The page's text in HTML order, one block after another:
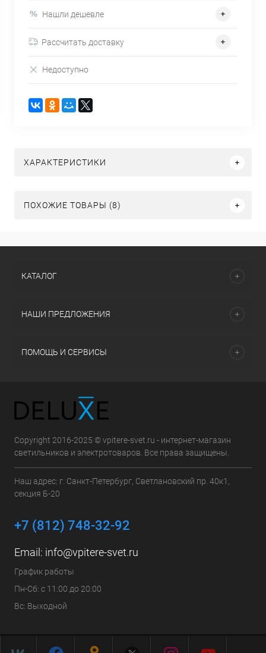
Нашли дешевле
Рассчитать доставку
Недоступно
ХАРАКТЕРИСТИКИ
ПОХОЖИЕ ТОВАРЫ (8)
КАТАЛОГ
НАШИ ПРЕДЛОЖЕНИЯ
ПОМОЩЬ И СЕРВИСЫ
Copyright 2016-2025 © vpitere-svet.ru - интернет-магазин
светильников и электротоваров. Все права защищены.
Наш адрес: г. Санкт-Петербург, Светлановский пр. 40к1,
секция Б-20
+7 (812) 748-32-92
Email: info@vpitere-svet.ru
График работы
Пн-Сб: с 11:00 до 20:00
Вс: Выходной